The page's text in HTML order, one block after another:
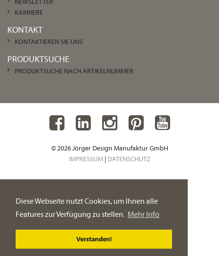
Diese Webseite nutzt Cookies, um Ihnen alle
Features zur Verfügung zu stellen. Mehr Info
Verstanden!
KARRIERE
KONTAKT
KONTAKTIEREN SIE UNS
PRODUKTSUCHE
PRODUKTSUCHE NACH ARTIKELNUMMER
© 2026 Jörger Design Manufaktur GmbH
IMPRESSUM| DATENSCHUTZ